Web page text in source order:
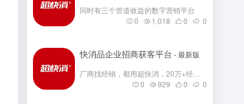
同时有三个管道收益的数字营销平台
0
1,018 0 0
快消品企业招商获客平台 - 最新版
0
929 0 0